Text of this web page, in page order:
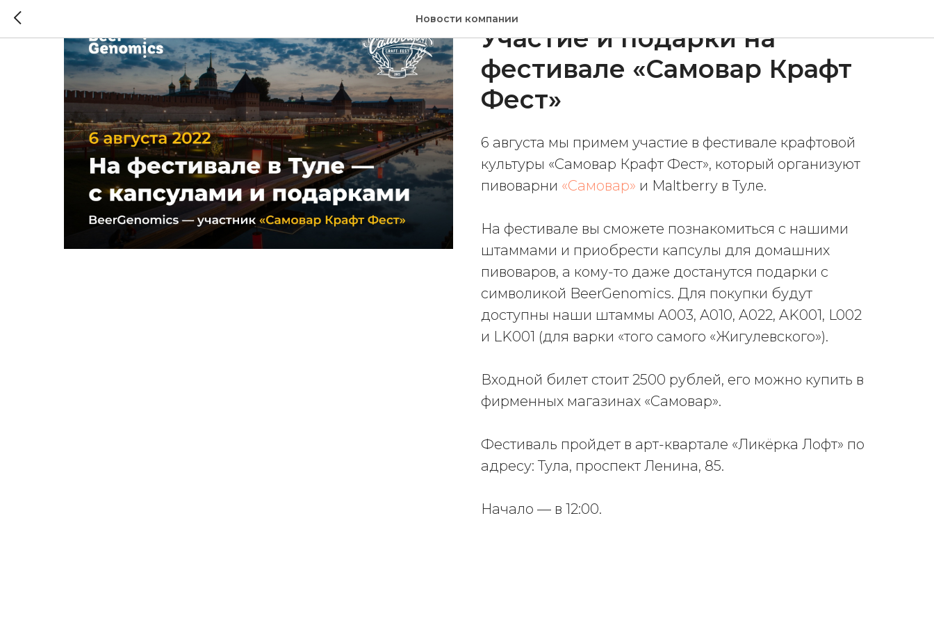
Новости компании
Участие и подарки на
фестивале «Самовар Крафт
Фест»
6 августа мы примем участие в фестивале крафтовой
культуры «Самовар Крафт Фест», который организуют
пивоварни «Самовар» и Maltberry в Туле.
На фестивале вы сможете познакомиться с нашими
штаммами и приобрести капсулы для домашних
пивоваров, а кому-то даже достанутся подарки с
символикой BeerGenomics. Для покупки будут
доступны наши штаммы A003, A010, A022, AK001, L002
и LK001 (для варки «того самого «Жигулевского»).
Входной билет стоит 2500 рублей, его можно купить в
фирменных магазинах «Самовар».
Фестиваль пройдет в арт-квартале «Ликёрка Лофт» по
адресу: Тула, проспект Ленина, 85.
Начало — в 12:00.